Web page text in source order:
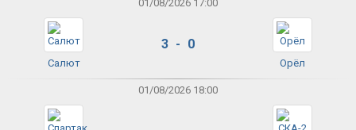
01/08/2026 17:00
Салют
3 - 0
Орёл
01/08/2026 18:00